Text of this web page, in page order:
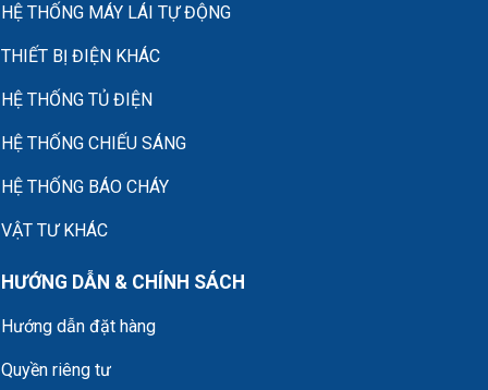
HỆ THỐNG MÁY LÁI TỰ ĐỘNG
THIẾT BỊ ĐIỆN KHÁC
HỆ THỐNG TỦ ĐIỆN
HỆ THỐNG CHIẾU SÁNG
HỆ THỐNG BÁO CHÁY
VẬT TƯ KHÁC
HƯỚNG DẪN & CHÍNH SÁCH
Hướng dẫn đặt hàng
Quyền riêng tư